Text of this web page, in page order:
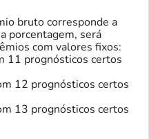
bruto corresponde a
porcentagem, será
com valores fixos:
11 prognósticos certos
12 prognósticos certos
13 prognósticos certos